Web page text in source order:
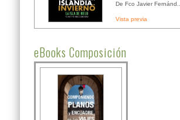
De Fco Javier Fernánd...
Vista previa
eBooks Composición